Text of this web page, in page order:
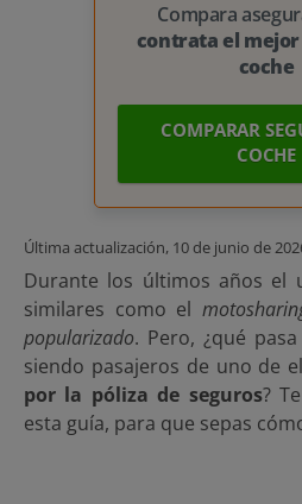
Compara
contrata el mejor
coche
COMPARAR
COCHE
Última actualización, 10 de junio de
Durante los últimos años el
similares como el
popularizado. Pero, ¿qué
siendo pasajeros de uno de
por la póliza de seguros?
esta guía, para que sepas